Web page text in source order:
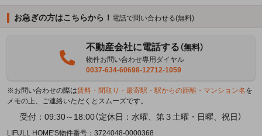
お急ぎの方はこちらから！ 電話で問い合わせる(無料)
不動産会社に電話する（無料）
物件お問い合わせ専用ダイヤル
0037-634-60698-12712-1059
※お問い合わせの際は賃料・間取り・最寄駅・駅からの距離・マンション名 を
メモの上、ご連絡いただくとスムーズです。
受付：09:30～18:00（定休日：水曜、第３土曜・日曜、祝日）
LIFULL HOME'S物件番号：3724048-0000368